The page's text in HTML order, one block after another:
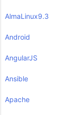
AlmaLinux9.3
Android
AngularJS
Ansible
Apache